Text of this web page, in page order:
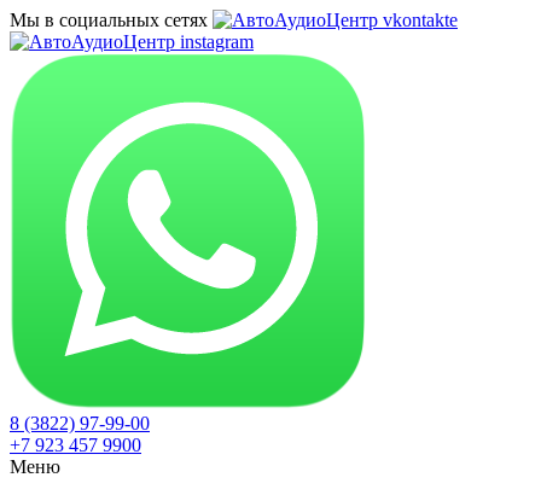
Мы в социальных сетях
8 (3822) 97-99-00
+7 923 457 9900
Меню